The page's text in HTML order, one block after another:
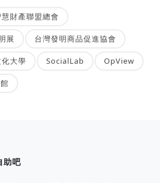
財產聯盟總會
展 台灣發明商品促進協會
大學 SocialLab OpView
助吧